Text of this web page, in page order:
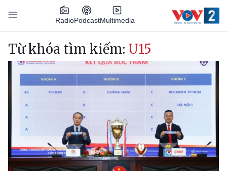
Nhảy đến nội dung
RadioPodcastMultimedia
Main navigation
Từ khóa tìm kiếm: U15